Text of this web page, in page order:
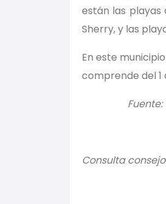
están las playas
Sherry, y las
En este
comprende del 1
Consulta